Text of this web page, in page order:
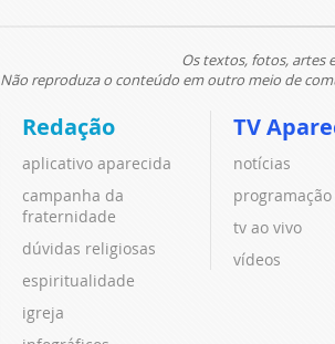
Os textos, fotos, artes
Não reproduza o conteúdo em outro meio de
Redação
aplicativo aparecida
campanha da
fraternidade
dúvidas religiosas
espiritualidade
igreja
TV
notícias
programação
tv ao vivo
vídeos